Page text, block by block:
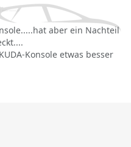
aber ein Nachteil
Konsole etwas besser